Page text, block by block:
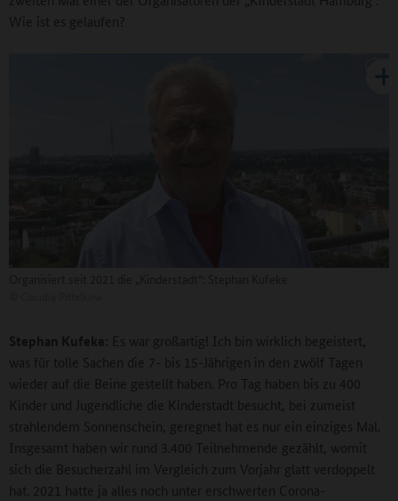
Wie ist es gelaufen?
Stephan Kufeke: Es war großartig! Ich bin wirklich begeistert,
was für tolle Sachen die 7- bis 15-Jährigen in den zwölf Tagen
wieder auf die Beine gestellt haben. Pro Tag haben bis zu 400
Kinder und Jugendliche die Kinderstadt besucht, bei zumeist
strahlendem Sonnenschein, geregnet hat es nur ein einziges Mal.
Insgesamt haben wir rund 3.400 Teilnehmende gezählt, womit
sich die Besucherzahl im Vergleich zum Vorjahr glatt verdoppelt
hat. 2021 hatte ja alles noch unter erschwerten Corona-